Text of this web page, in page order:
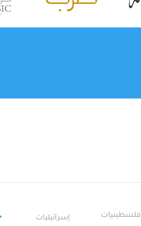
فلسطينيات إسرائيليات